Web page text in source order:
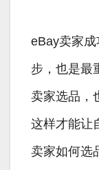
eBay卖家
步，也是最
卖家选品，
这样才能让
卖家如何选